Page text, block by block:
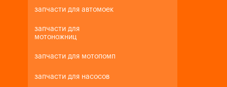
запчасти для автомоек
запчасти для
мотоножниц
запчасти для мотопомп
запчасти для насосов